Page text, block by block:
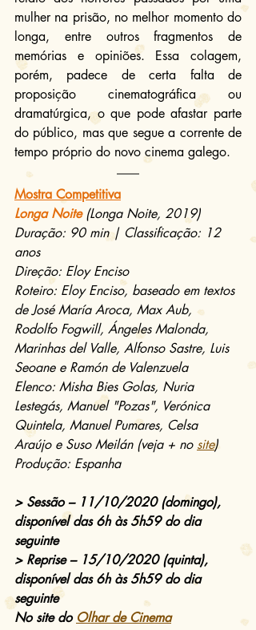
mulher na prisão, no melhor momento do
longa, entre outros fragmentos de
memórias e opiniões. Essa colagem,
porém, padece de certa falta de
proposição cinematográfica ou
dramatúrgica, o que pode afastar parte
do público, mas que segue a corrente de
tempo próprio do novo cinema galego.
Mostra Competitiva
Longa Noite (Longa Noite, 2019)
Duração: 90 min | Classificação: 12
anos
Direção: Eloy Enciso
Roteiro: Eloy Enciso, baseado em textos
de José María Aroca, Max Aub,
Rodolfo Fogwill, Ángeles Malonda,
Marinhas del Valle, Alfonso Sastre, Luis
Seoane e Ramón de Valenzuela
Elenco: Misha Bies Golas, Nuria
Lestegás, Manuel "Pozas", Verónica
Quintela, Manuel Pumares, Celsa
Araújo e Suso Meilán (veja + no site)
Produção: Espanha
> Sessão – 11/10/2020 (domingo),
disponível das 6h às 5h59 do dia
seguinte
> Reprise – 15/10/2020 (quinta),
disponível das 6h às 5h59 do dia
seguinte
No site do Olhar de Cinema